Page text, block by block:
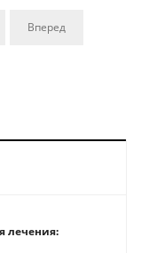
Вперед
лечения: